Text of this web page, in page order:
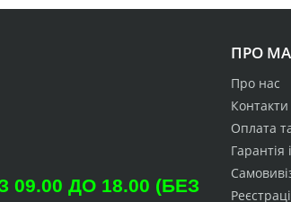
ПРО
Про нас
Контакти
Оплата
ДО 18.00 (БЕЗ